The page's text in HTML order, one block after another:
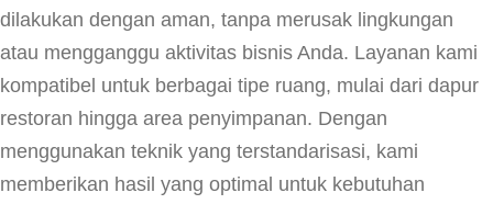
dilakukan dengan aman, tanpa merusak lingkungan
atau mengganggu aktivitas bisnis Anda. Layanan kami
kompatibel untuk berbagai tipe ruang, mulai dari dapur
restoran hingga area penyimpanan. Dengan
menggunakan teknik yang terstandarisasi, kami
memberikan hasil yang optimal untuk kebutuhan